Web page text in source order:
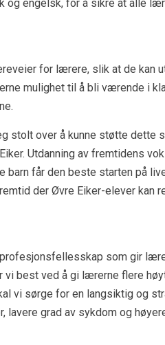
og engelsk, for å sikre at alle
for lærere, slik at de kan
mulighet til å bli værende i
stolt over å kunne støtte dette
Utdanning av fremtidens
får den beste starten på
der Øvre Eiker-elever kan
som gir
best ved å gi lærerne flere
vi sørge for en langsiktig og
lavere grad av sykdom og